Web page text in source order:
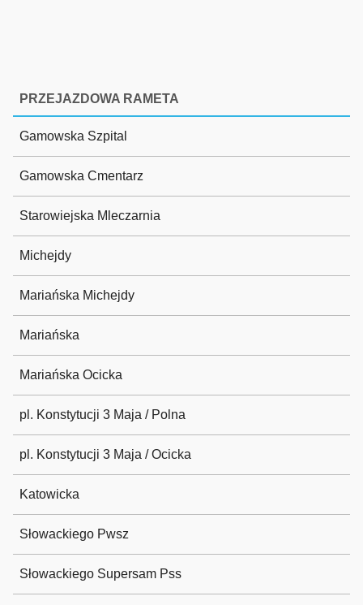
PRZEJAZDOWA RAMETA
Gamowska Szpital
Gamowska Cmentarz
Starowiejska Mleczarnia
Michejdy
Mariańska Michejdy
Mariańska
Mariańska Ocicka
pl. Konstytucji 3 Maja / Polna
pl. Konstytucji 3 Maja / Ocicka
Katowicka
Słowackiego Pwsz
Słowackiego Supersam Pss